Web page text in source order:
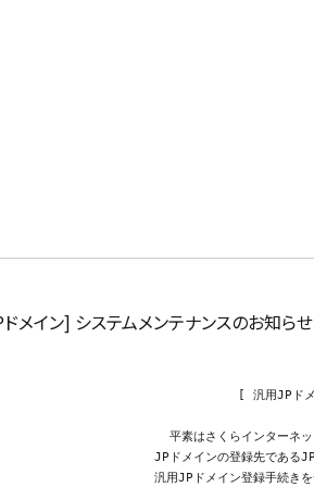
メイン] システムメンテナンスのお知らせ